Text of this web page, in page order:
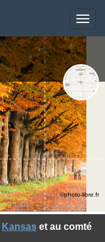
Toggle
Kansas et au comté
©photo-libre.fr
Toggle